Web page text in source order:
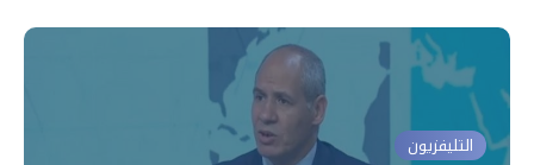
التليفزيون